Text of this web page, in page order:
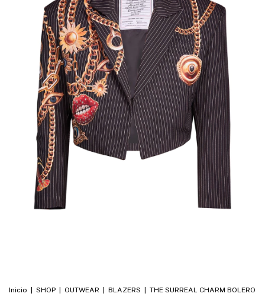
Inicio SHOP OUTWEAR BLAZERS THE SURREAL CHARM BOLERO